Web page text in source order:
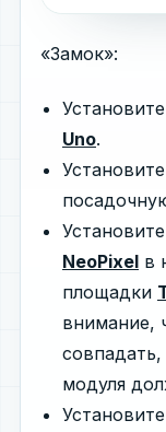
«Замок»:
Установите
Uno.
Установите
NeoPixel в
площадки
внимание,
модуля
Установите